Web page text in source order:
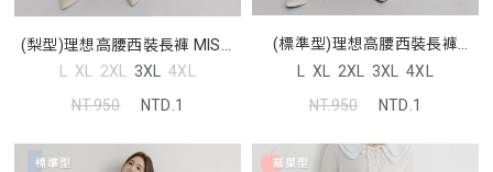
(梨型)理想高腰西裝長褲 MISS.
中大尺碼褲子
L XL 2XL 3XL 4XL
NT.950
NTD.1
(標準型)理想高腰西裝長褲
MISS. 中大尺碼褲子
L XL 2XL 3XL 4XL
NT.950
NTD.1